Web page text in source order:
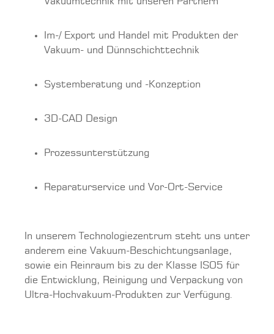
Im-/ Export und Handel mit Produkten der
Vakuum- und Dünnschichttechnik
Systemberatung und -Konzeption
3D-CAD Design
Prozessunterstützung
Reparaturservice und Vor-Ort-Service
In unserem Technologie­zentrum steht uns unter
anderem eine Vakuum-Beschichtungsanlage,
sowie ein Reinraum bis zu der Klasse ISO5 für
die Entwicklung, Reinigung und Verpackung von
Ultra-Hochvakuum-Produkten zur Verfügung.